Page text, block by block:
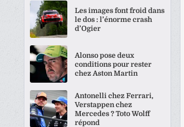
Les images font froid dans
le dos : l’énorme crash
d’Ogier
Alonso pose deux
conditions pour rester
chez Aston Martin
Antonelli chez Ferrari,
Verstappen chez
Mercedes ? Toto Wolff
répond